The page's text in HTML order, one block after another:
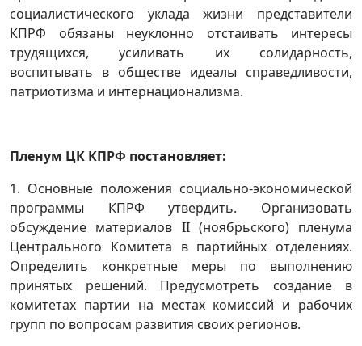
социалистического уклада жизни представители
КПРФ обязаны неуклонно отстаивать интересы
трудящихся, усиливать их солидарность,
воспитывать в обществе идеалы справедливости,
патриотизма и интернационализма.
Пленум ЦК КПРФ постановляет:
1. Основные положения социально-экономической
программы КПРФ утвердить. Организовать
обсуждение материалов II (ноябрьского) пленума
Центрального Комитета в партийных отделениях.
Определить конкретные меры по выполнению
принятых решений. Предусмотреть создание в
комитетах партии на местах комиссий и рабочих
групп по вопросам развития своих регионов.